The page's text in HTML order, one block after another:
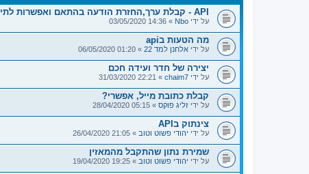
API - קבלת ערך,החזרת הודעה בהתאם ואפשרות לתיקון.
על ידי Nbo
» 14:36 03/05/2020
מה הטעות בapi
על ידי אלחנן למד 22 » 01:20 06/05/2020
יצירה של חדר ועידה חכם
על ידי chaim7
» 22:21 31/03/2020
קבלת כתובת מייל, אפשרי?
על ידי זליג פוקס » 05:15 28/04/2020
צינתוק בAPI
על ידי יהודי פשוט וטוב » 21:05 26/04/2020
שמירת נתון שהתקבל מהמאזין
על ידי יהודי פשוט וטוב » 19:25 19/04/2020